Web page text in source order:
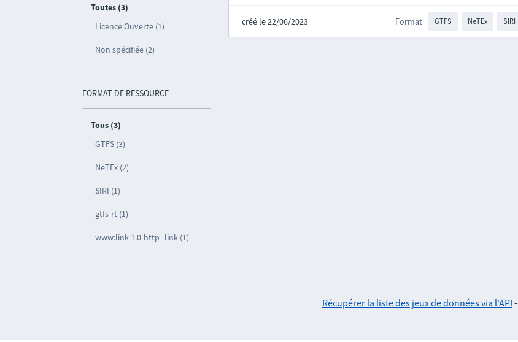
Toutes (3)
Licence Ouverte (1)
Non spécifiée (2)
FORMAT DE RESSOURCE
Tous (3)
GTFS (3)
NeTEx (2)
SIRI (1)
gtfs-rt (1)
www:link-1.0-http--link (1)
créé le 22/06/2023 Format GTFS NeTEx SIRI
Récupérer la liste des jeux de données via l'API -